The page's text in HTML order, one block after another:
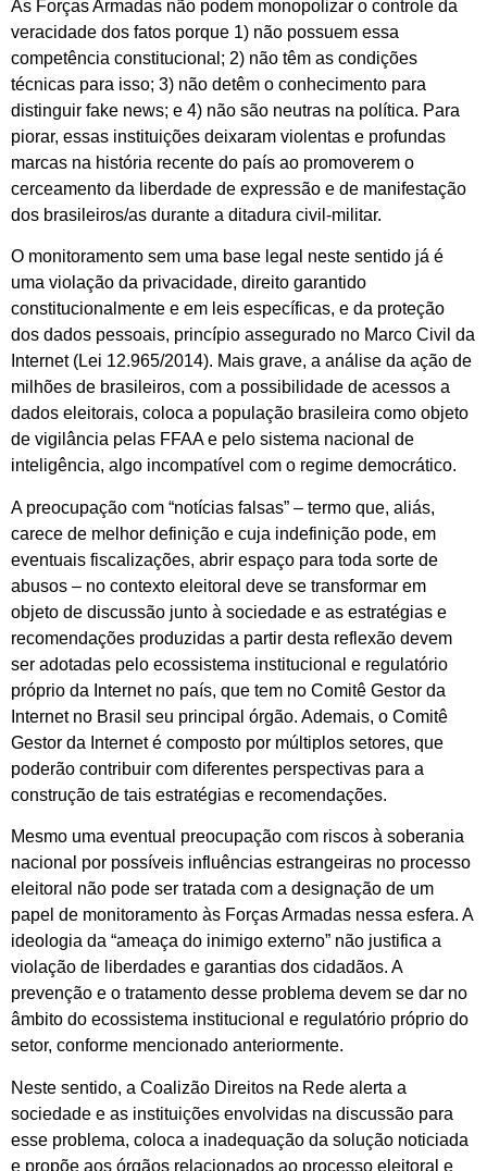
As Forças Armadas não podem monopolizar o controle da
veracidade dos fatos porque 1) não possuem essa
competência constitucional; 2) não têm as condições
técnicas para isso; 3) não detêm o conhecimento para
distinguir fake news; e 4) não são neutras na política. Para
piorar, essas instituições deixaram violentas e profundas
marcas na história recente do país ao promoverem o
cerceamento da liberdade de expressão e de manifestação
dos brasileiros/as durante a ditadura civil-militar.
O monitoramento sem uma base legal neste sentido já é
uma violação da privacidade, direito garantido
constitucionalmente e em leis específicas, e da proteção
dos dados pessoais, princípio assegurado no Marco Civil da
Internet (Lei 12.965/2014). Mais grave, a análise da ação de
milhões de brasileiros, com a possibilidade de acessos a
dados eleitorais, coloca a população brasileira como objeto
de vigilância pelas FFAA e pelo sistema nacional de
inteligência, algo incompatível com o regime democrático.
A preocupação com “notícias falsas” – termo que, aliás,
carece de melhor definição e cuja indefinição pode, em
eventuais fiscalizações, abrir espaço para toda sorte de
abusos – no contexto eleitoral deve se transformar em
objeto de discussão junto à sociedade e as estratégias e
recomendações produzidas a partir desta reflexão devem
ser adotadas pelo ecossistema institucional e regulatório
próprio da Internet no país, que tem no Comitê Gestor da
Internet no Brasil seu principal órgão. Ademais, o Comitê
Gestor da Internet é composto por múltiplos setores, que
poderão contribuir com diferentes perspectivas para a
construção de tais estratégias e recomendações.
Mesmo uma eventual preocupação com riscos à soberania
nacional por possíveis influências estrangeiras no processo
eleitoral não pode ser tratada com a designação de um
papel de monitoramento às Forças Armadas nessa esfera. A
ideologia da “ameaça do inimigo externo” não justifica a
violação de liberdades e garantias dos cidadãos. A
prevenção e o tratamento desse problema devem se dar no
âmbito do ecossistema institucional e regulatório próprio do
setor, conforme mencionado anteriormente.
Neste sentido, a Coalizão Direitos na Rede alerta a
sociedade e as instituições envolvidas na discussão para
esse problema, coloca a inadequação da solução noticiada
e propõe aos órgãos relacionados ao processo eleitoral e